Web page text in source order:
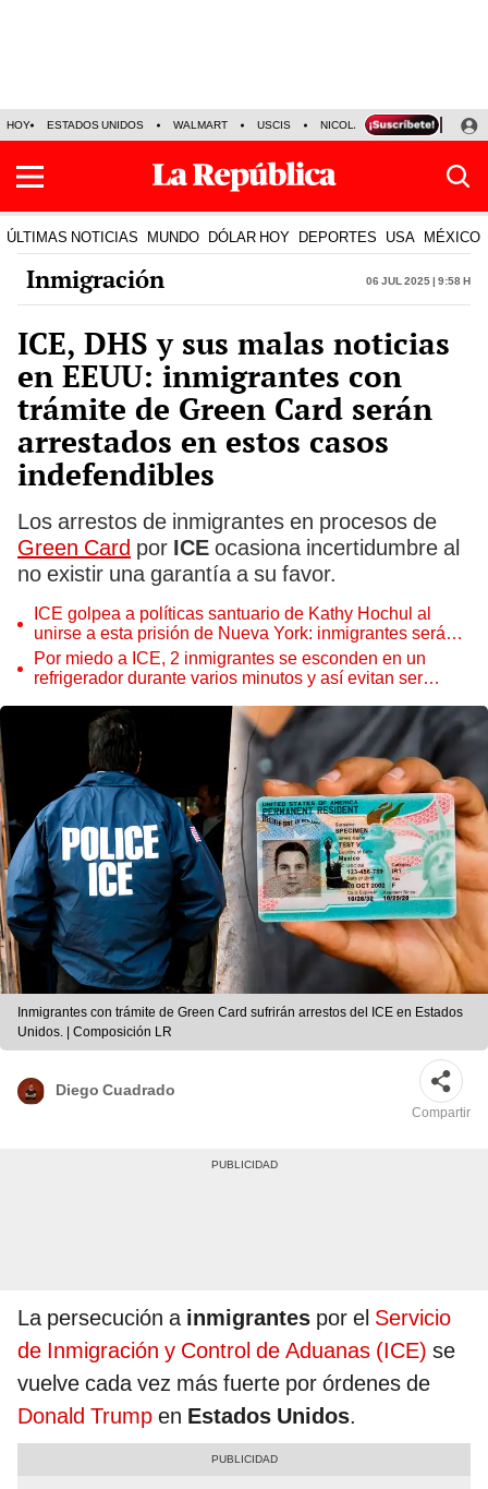
HOY ESTADOS UNIDOS WALMART USCIS NICOLÁS MADURO P-8
ÚLTIMAS NOTICIAS MUNDO DÓLAR HOY DEPORTES USA MÉXICO
Inmigración 06 Jul 2025 | 9:58 h
ICE, DHS y sus malas noticias
en EEUU: inmigrantes con
trámite de Green Card serán
arrestados en estos casos
indefendibles
Los arrestos de inmigrantes en procesos de
Green Card por ICE ocasiona incertidumbre al
no existir una garantía a su favor.
ICE golpea a políticas santuario de Kathy Hochul al
unirse a esta prisión de Nueva York: inmigrantes serán
procesados inmediatamente
Por miedo a ICE, 2 inmigrantes se esconden en un
refrigerador durante varios minutos y así evitan ser
Inmigrantes con trámite de Green Card sufrirán arrestos del ICE en Estados
Unidos. | Composición LR
Diego Cuadrado
Compartir
La persecución a inmigrantes por el Servicio
de Inmigración y Control de Aduanas (ICE) se
vuelve cada vez más fuerte por órdenes de
Donald Trump en Estados Unidos.